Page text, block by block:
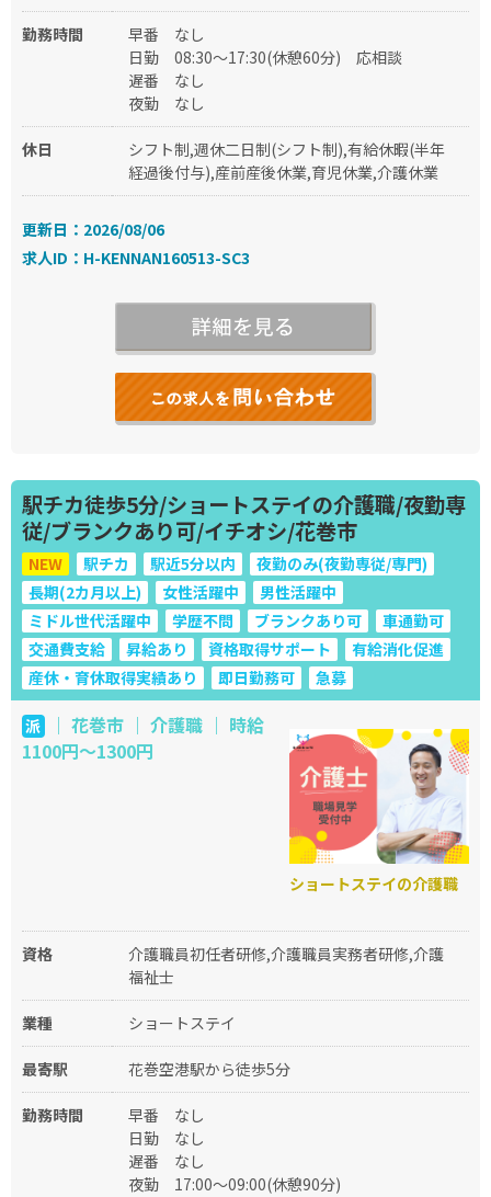
勤務時間 早番
なし
日勤
08:30～17:30(休憩60分)
応相談
遅番
なし
夜勤
なし
休日
シフト制,週休二日制(シフト制),有給休暇(半年
経過後付与),産前産後休業,育児休業,介護休業
更新日：2026/08/06
求人ID：H-KENNAN160513-SC3
駅チカ徒歩5分/ショートステイの介護職/夜勤専
従/ブランクあり可/イチオシ/花巻市
NEW 駅チカ 駅近5分以内
夜勤のみ(夜勤専従/専門)
長期(2カ月以上)
女性活躍中
男性活躍中
ミドル世代活躍中
学歴不問 ブランクあり可
車通勤可
交通費支給
昇給あり 資格取得サポート
有給消化促進
産休・育休取得実績あり
即日勤務可 急募
派｜ 花巻市 ｜ 介護職 ｜ 時給
1100円～1300円
ショートステイの介護職
資格
介護職員初任者研修,介護職員実務者研修,介護
福祉士
業種 ショートステイ
最寄駅 花巻空港駅から徒歩5分
勤務時間 早番
なし
日勤
なし
遅番
なし
夜勤
17:00～09:00(休憩90分)